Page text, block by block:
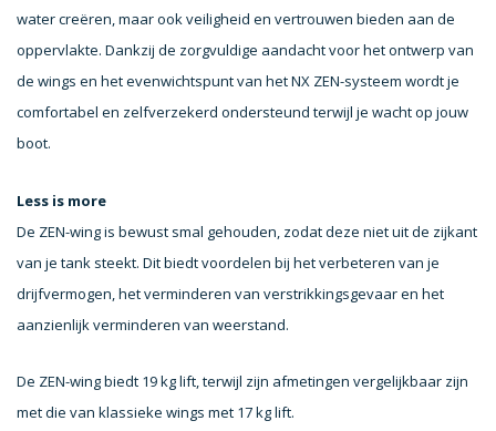
water creëren, maar ook veiligheid en vertrouwen bieden aan de
oppervlakte. Dankzij de zorgvuldige aandacht voor het ontwerp van
de wings en het evenwichtspunt van het NX ZEN-systeem wordt je
comfortabel en zelfverzekerd ondersteund terwijl je wacht op jouw
boot.
Less is more
De ZEN-wing is bewust smal gehouden, zodat deze niet uit de zijkant
van je tank steekt. Dit biedt voordelen bij het verbeteren van je
drijfvermogen, het verminderen van verstrikkingsgevaar en het
aanzienlijk verminderen van weerstand.
De ZEN-wing biedt 19 kg lift, terwijl zijn afmetingen vergelijkbaar zijn
met die van klassieke wings met 17 kg lift.